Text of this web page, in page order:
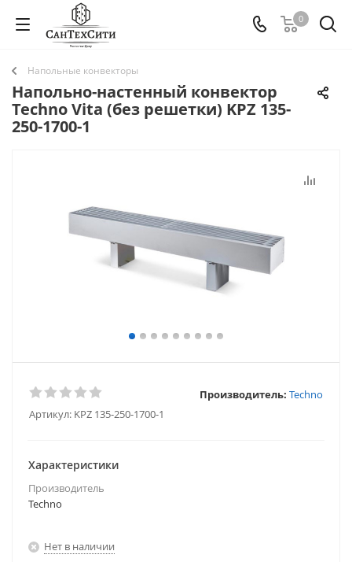
0
Напольные конвекторы
Напольно-настенный конвектор
Techno Vita (без решетки) KPZ 135-
250-1700-1
Артикул: KPZ 135-250-1700-1
Производитель: Techno
Характеристики
Производитель
Techno
Нет в наличии